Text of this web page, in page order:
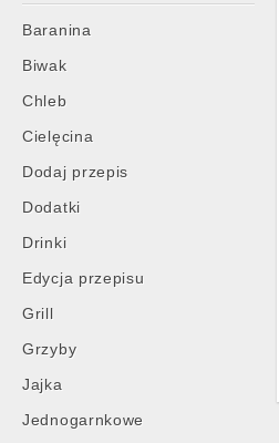
Main
menu
Skip
content
Baranina
Biwak
Chleb
Cielęcina
Dodaj przepis
Dodatki
Drinki
Edycja przepisu
Grill
Grzyby
Jajka
Jednogarnkowe